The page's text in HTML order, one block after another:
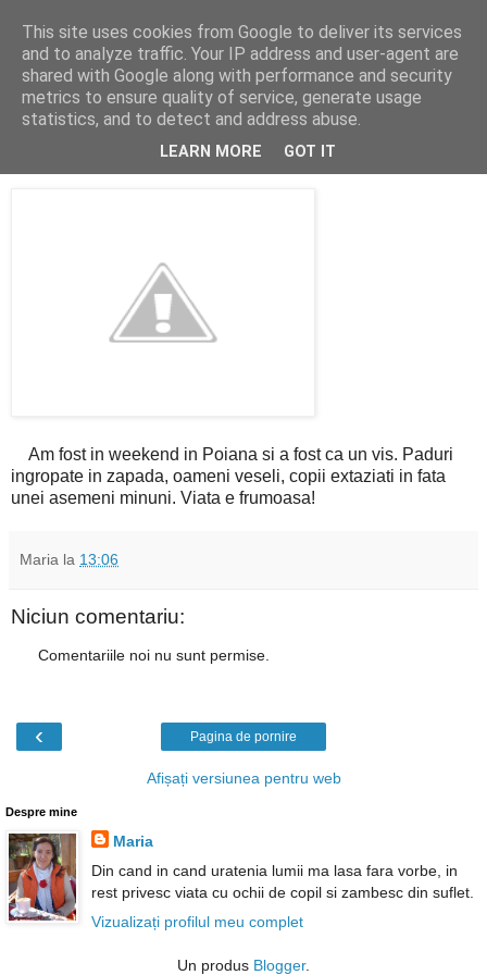
Cealalta realitate
marți, martie 21, 2006
Poiana cu zapada
Am fost in weekend in Poiana si a fost ca un vis. Paduri
ingropate in zapada, oameni veseli, copii extaziati in fata
unei asemeni minuni. Viata e frumoasa!
Maria la 13:06
Niciun comentariu:
Comentariile noi nu sunt permise.
‹ Pagina de pornire
Afișați versiunea pentru web
Despre mine
Maria
Din cand in cand uratenia lumii ma lasa fara vorbe, in
rest privesc viata cu ochii de copil si zambesc din suflet.
Vizualizați profilul meu complet
Un produs Blogger.
This site uses cookies from Google to deliver its services
and to analyze traffic. Your IP address and user-agent are
shared with Google along with performance and security
metrics to ensure quality of service, generate usage
statistics, and to detect and address abuse.
LEARN MORE GOT IT